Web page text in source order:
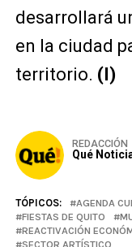
desarrollará
en la ciudad
territorio. (I)
REDACCIÓN
Qué
TÓPICOS: AGENDA
FIESTAS DE QUITO
REACTIVACIÓN
SECTOR ARTÍSTICO